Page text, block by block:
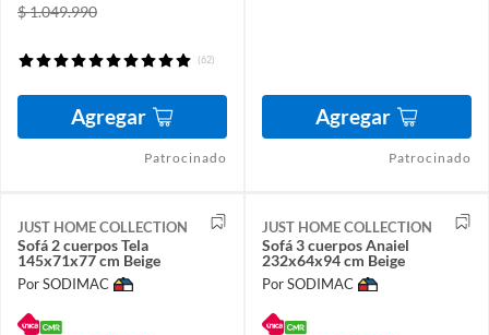
$ 1.049.990
(62)
Agregar
Patrocinado
Agregar
Patrocinado
JUST HOME COLLECTION
Sofá 2 cuerpos Tela
145x71x77 cm Beige
Por SODIMAC
JUST HOME COLLECTION
Sofá 3 cuerpos Anaiel
232x64x94 cm Beige
Por SODIMAC